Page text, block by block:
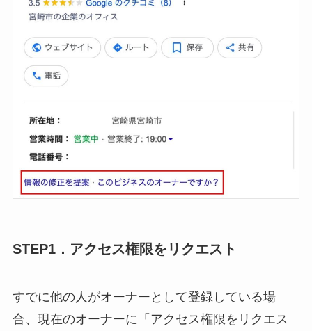
STEP1．アクセス権限をリクエスト
すでに他の人がオーナーとして登録している場
合、現在のオーナーに「アクセス権限をリクエス